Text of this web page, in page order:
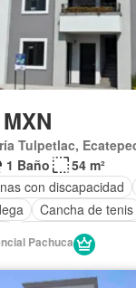
Tulpetlac,
1 Baño
54 m²
con discapacidad
Cancha de tenis
Circuito cerrado de
Cocina
Cuarto de servicio
Pachuca